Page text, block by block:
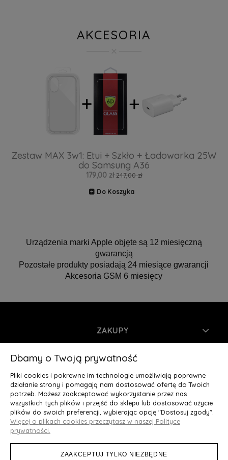
AKCESORIA
Zestaw MAX 3w1: Etui + Szkło + Ładowarka 25W
do Samsung A36
179,00 zł 247,00 zł
Do Koszyka
Urządzenia marki Apple objęte są 12 miesięczną
gwarancją
Pozostałe produkty posiadają 24 miesiące gwarancji
Akcesoria GSM 6 miesięcy
ZAKUPY
INFORMACJE
MOJE KONTO
O NAS
Deluxury.pl
Dbamy o Twoją prywatność
Pliki cookies i pokrewne im technologie umożliwiają poprawne
działanie strony i pomagają nam dostosować ofertę do Twoich
potrzeb. Możesz zaakceptować wykorzystanie przez nas
wszystkich tych plików i przejść do sklepu lub dostosować użycie
plików do swoich preferencji, wybierając opcję "Dostosuj zgody".
Więcej o plikach cookies przeczytasz w naszej Polityce
prywatności.
ZAAKCEPTUJ TYLKO NIEZBĘDNE